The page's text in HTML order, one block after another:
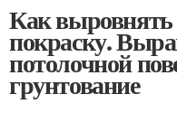
Как выровнять
покраску.
потолочной
грунтование